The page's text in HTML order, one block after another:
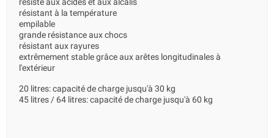
résistant à la température
empilable
grande résistance aux chocs
résistant aux rayures
extrêmement stable grâce aux arêtes longitudinales à
l'extérieur
20 litres: capacité de charge jusqu'à 30 kg
45 litres / 64 litres: capacité de charge jusqu'à 60 kg